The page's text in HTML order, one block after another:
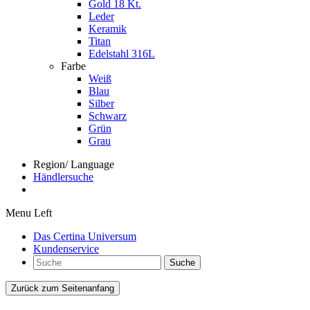
Gold 18 Kt.
Leder
Keramik
Titan
Edelstahl 316L
Farbe
Weiß
Blau
Silber
Schwarz
Grün
Grau
Region/ Language
Händlersuche
Menu Left
Das Certina Universum
Kundenservice
Suche
Zurück zum Seitenanfang